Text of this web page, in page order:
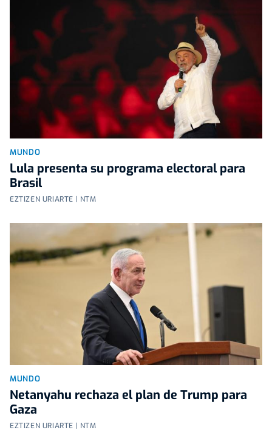
MUNDO
Lula presenta su programa electoral para
Brasil
EZTIZEN URIARTE | NTM
MUNDO
Netanyahu rechaza el plan de Trump para
Gaza
EZTIZEN URIARTE | NTM